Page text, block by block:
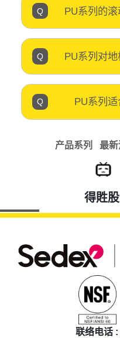
PU系列的滚
PU系列对地
PU系列适
产品系列 最
得貹
联络电话 :